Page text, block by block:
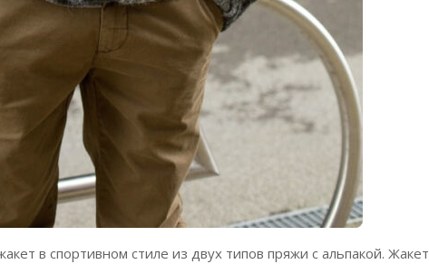
в спортивном стиле из двух типов пряжи с альпакой. Жакет